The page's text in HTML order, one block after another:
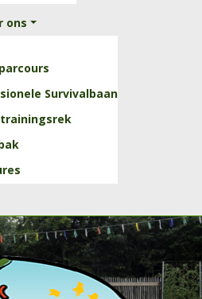
ons
Survivalbaan